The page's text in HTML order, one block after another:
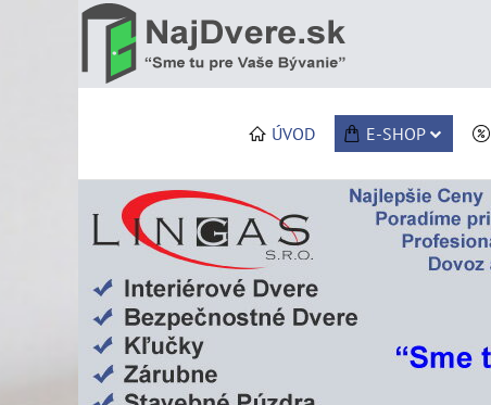
ÚVOD E-SHOP